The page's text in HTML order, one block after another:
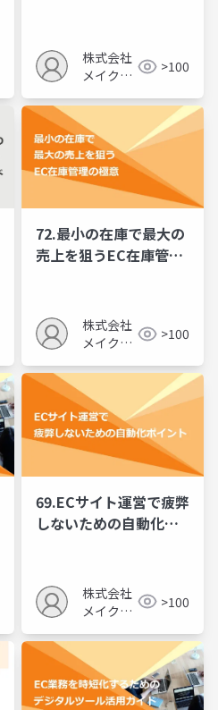
株式会社
メイクア
>100
72.最小の在庫で最大の
売上を狙うEC在庫管理
株式会社
メイクア
>100
69.ECサイト運営で疲弊
しないための自動化ポ
株式会社
メイクア
>100